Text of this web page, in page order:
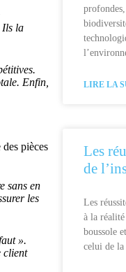
Ils la
Enfin,
pièces
sans en
les
».
client
LIRE LA
Les
de
Les
à la
boussole
celui de la